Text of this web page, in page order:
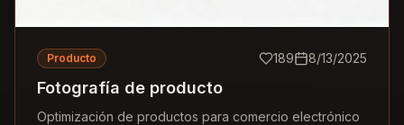
Producto 189 8/13/2025
Fotografía de producto
Optimización de productos para comercio electrónico